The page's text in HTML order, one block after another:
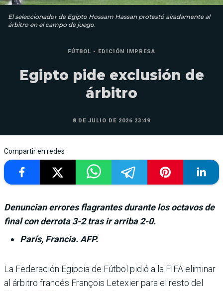
El seleccionador de Egipto Hossam Hassan protestó airadamente al
árbitro en el campo de juego.
FÚTBOL - EDICIÓN IMPRESA
Egipto pide exclusión de
árbitro
8 DE JULIO DE 2026 23:49
Compartir en redes
Denuncian errores flagrantes durante los octavos de
final con derrota 3-2 tras ir arriba 2-0.
París, Francia. AFP.
La Federación Egipcia de Fútbol pidió a la FIFA eliminar
al árbi­tro francés François Letexier para el resto del